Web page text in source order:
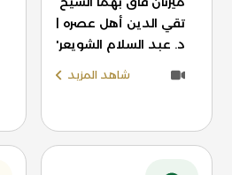
تقي الدين أهل عصره |
د. عبد السلام الشويعر'
شاهد المزيد